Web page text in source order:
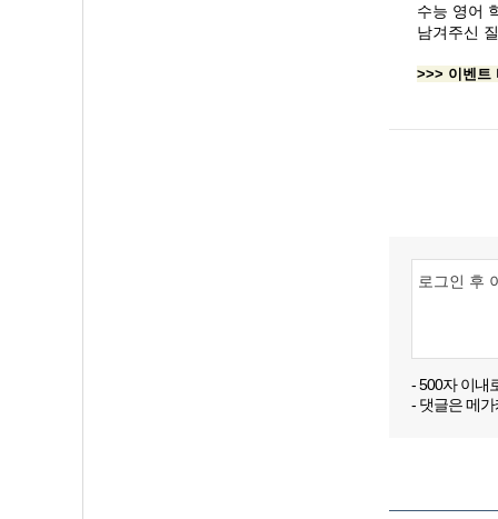
수능 영어
남겨주신
>>> 이벤트
- 500자 이내
- 댓글은 메